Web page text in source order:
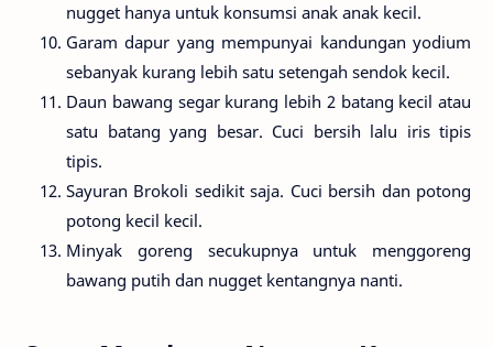
nugget hanya untuk konsumsi anak anak kecil.
Garam dapur yang mempunyai kandungan yodium
sebanyak kurang lebih satu setengah sendok kecil.
Daun bawang segar kurang lebih 2 batang kecil atau
satu batang yang besar. Cuci bersih lalu iris tipis
tipis.
Sayuran Brokoli sedikit saja. Cuci bersih dan potong
potong kecil kecil.
Minyak goreng secukupnya untuk menggoreng
bawang putih dan nugget kentangnya nanti.